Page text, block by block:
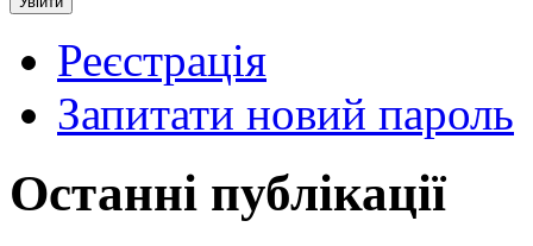
Реєстрація
Запитати новий пароль
Останні публікації